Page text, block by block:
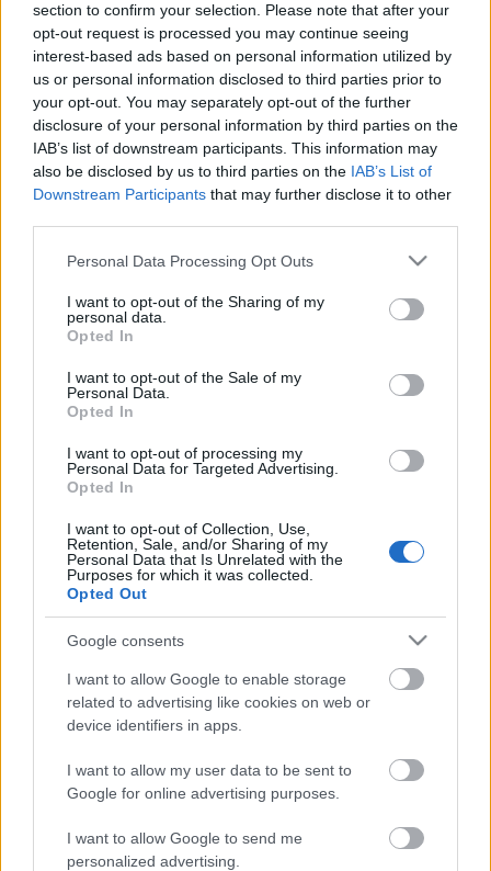
section to confirm your selection. Please note that after your
opt-out request is processed you may continue seeing
interest-based ads based on personal information utilized by
us or personal information disclosed to third parties prior to
your opt-out. You may separately opt-out of the further
disclosure of your personal information by third parties on the
IAB’s list of downstream participants. This information may
also be disclosed by us to third parties on the IAB’s List of
Downstream Participants that may further disclose it to other
Please note that this website/app uses one or more Google
not limited to your visit or usage behaviour. You may click to
grant or deny consent to Google and its third-party tags to
use your data for below specified purposes in below Google
consent section.
Personal Data Processing Opt Outs
I want to opt-out of the Sharing of my
personal data.
Opted In
I want to opt-out of the Sale of my
Personal Data.
Opted In
I want to opt-out of processing my
Personal Data for Targeted Advertising.
Opted In
I want to opt-out of Collection, Use,
Retention, Sale, and/or Sharing of my
Personal Data that Is Unrelated with the
Purposes for which it was collected.
Opted Out
Google consents
I want to allow Google to enable storage
related to advertising like cookies on web or
device identifiers in apps.
I want to allow my user data to be sent to
Google for online advertising purposes.
I want to allow Google to send me
personalized advertising.
Az 1998-es kiadású gazdagon illusztrált képeskönyv
filmváltozata valahol félúton rekedt az Alan Moore-
féle szöveggyalázó kudarcok (A szövetség, V mint
vérbosszú) és a Frank Miller társrendezteSin City
meseszövésében szerencsésen megtartja Gaiman
egy kedvesének ígért hullócsillag nyomába eredve
Tündérföldön rátalál az igaz szerelemre, másfelől
igényeinek nyomására. Utóbbi esetben nem csupán
arról van szó, hogy költségkímélő okokból kimarad a
unikornis többletjelentésű párharca vagy a leveleivel
mészároló vadon), de a Gaimanre jellemző finom
sztár-cameo okán komikus mellékszál egy némiképp
identitászavaros légikalóz eredetileg érdektelen
epizódszereplője köré, és ezért lesz a regény
szokatlan szépségű, anti-klimaxos befejezése
boszorka negatív hőse némiképp még gúnyt is űz
saját Gaiman-figurájából. ACsillagporba mindenből
csak egy leheletnyivel került több a kelleténél,
csipetnyi giccsel, kiskanálnyi humorral, pár gramm
intelligens és igen szerethető alapmese elixírjén, de
azért érezhetően megbontja a receptben megírt
varázserő.